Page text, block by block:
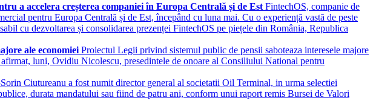
a accelera creșterea companiei în Europa Centrală și de Est FintechOS, companie de
pentru Europa Centrală și de Est, începând cu luna mai. Cu o experiență vastă de peste
cu dezvoltarea și consolidarea prezenței FintechOS pe piețele din România, Republica
ale economiei Proiectul Legii privind sistemul public de pensii saboteaza interesele majore
luni, Ovidiu Nicolescu, presedintele de onoare al Consiliului National pentru
Ciutureanu a fost numit director general al societatii Oil Terminal, in urma selectiei
durata mandatului sau fiind de patru ani, conform unui raport remis Bursei de Valori